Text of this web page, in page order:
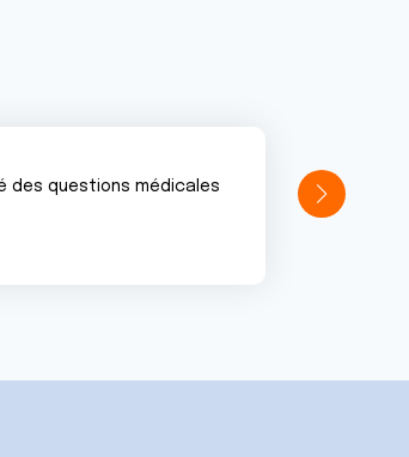
des questions médicales